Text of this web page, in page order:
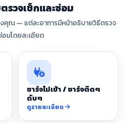
รวจเช็กและซ่อม
คุณ — แต่ละอาการมีหน้าอธิบายวิธีตรวจ
อมโดยละเอียด
ชาร์จไม่เข้า / ชาร์จติดๆ
ดับๆ
ดูรายละเอียด